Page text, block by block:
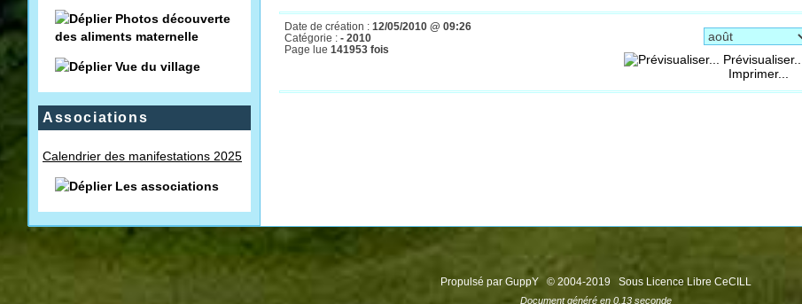
Photos découverte
des aliments maternelle
Vue du village
Associations
Calendrier des manifestations 2025
Les associations
Date de création : 12/05/2010 @ 09:26
Catégorie : - 2010
Page lue 141953 fois
Prévisualiser...
Imprimer...
Propulsé par GuppY© 2004-2019 Sous Licence Libre CeCILL
Document généré en 0.13 seconde